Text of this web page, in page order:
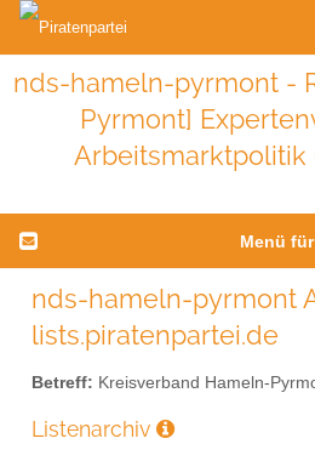
nds-hameln-pyrmont -
Pyrmont]
Arbeitsmarktpolitik
Menü
nds-hameln-pyrmont
lists.piratenpartei.de
Betreff: Kreisverband Hameln-
Listenarchiv